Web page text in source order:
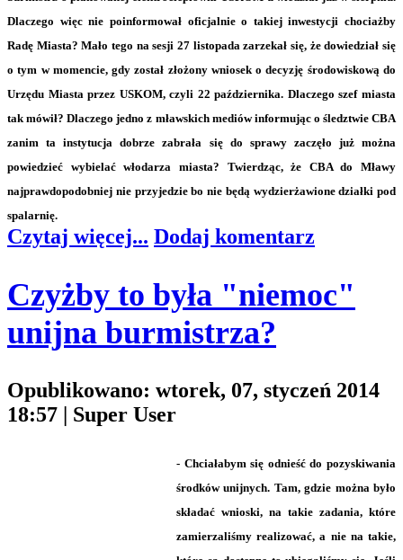
Dlaczego więc nie poinformował oficjalnie o takiej inwestycji chociażby
Radę Miasta? Mało tego na sesji 27 listopada zarzekał się, że dowiedział się
o tym w momencie, gdy został złożony wniosek o decyzję środowiskową do
Urzędu Miasta przez USKOM, czyli 22 października. Dlaczego szef miasta
tak mówił? Dlaczego jedno z mławskich mediów informując o śledztwie CBA
zanim ta instytucja dobrze zabrała się do sprawy zaczęło już można
powiedzieć wybielać włodarza miasta? Twierdząc, że CBA do Mławy
najprawdopodobniej nie przyjedzie bo nie będą wydzierżawione działki pod
spalarnię.
Czytaj więcej... Dodaj komentarz
Czyżby to była "niemoc"
unijna burmistrza?
Opublikowano: wtorek, 07, styczeń 2014
18:57 | Super User
- Chciałabym się odnieść do pozyskiwania
środków unijnych. Tam, gdzie można było
składać wnioski, na takie zadania, które
zamierzaliśmy realizować, a nie na takie,